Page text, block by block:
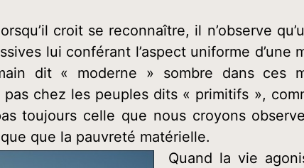
croit se reconnaître, il n’observe
lui conférant l’aspect uniforme d’une
dit « moderne » sombre dans ces
chez les peuples dits « primitifs »,
toujours celle que nous croyons
que la pauvreté matérielle.
Quand la vie